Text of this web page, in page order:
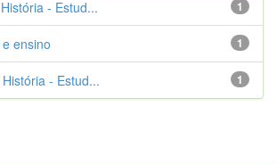
1
- Estud...
1
ensino
1
- Estud...